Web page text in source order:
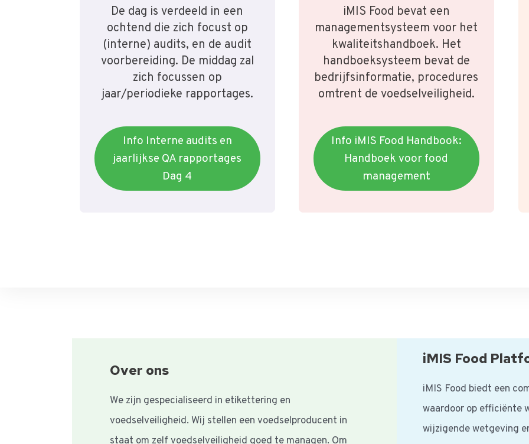
De dag is verdeeld in een
ochtend die zich focust op
(interne) audits, en de audit
voorbereiding. De middag zal
zich focussen op
jaar/periodieke rapportages.
Info Interne audits en
jaarlijkse QA rapportages
Dag 4
iMIS Food bevat een
managementsysteem voor het
kwaliteitshandboek. Het
handboeksysteem bevat de
bedrijfsinformatie, procedures
omtrent de voedselveiligheid.
Info iMIS Food Handbook:
Handboek voor food
management
Over ons
We zijn gespecialiseerd in etikettering en
voedselveiligheid. Wij stellen een voedselproducent in
staat om zelf voedselveiligheid goed te managen. Om
iMIS Food
iMIS Food biedt een
waardoor op efficiënte
wijzigende wetgeving